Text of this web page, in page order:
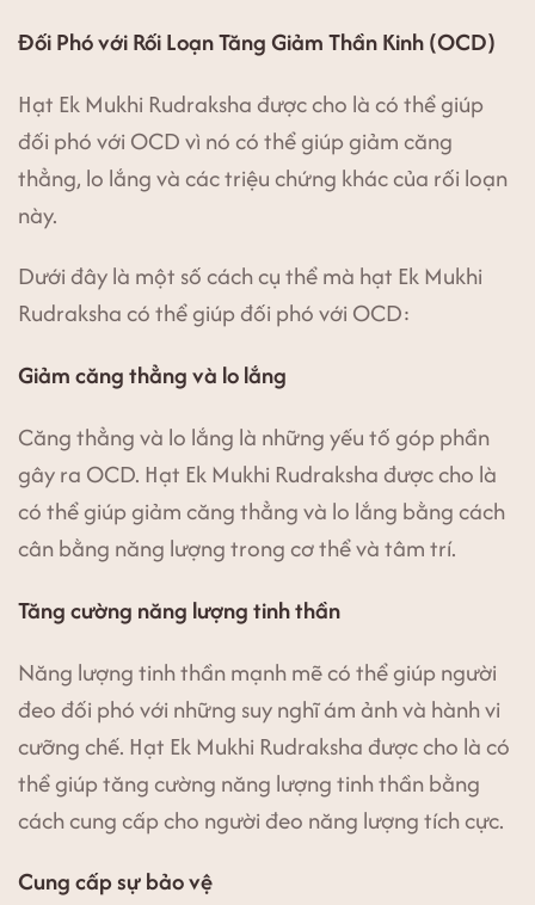
Đối Phó với Rối Loạn Tăng Giảm Thần Kinh (OCD)
Hạt Ek Mukhi Rudraksha được cho là có thể giúp
đối phó với OCD vì nó có thể giúp giảm căng
thẳng, lo lắng và các triệu chứng khác của rối loạn
này.
Dưới đây là một số cách cụ thể mà hạt Ek Mukhi
Rudraksha có thể giúp đối phó với OCD:
Giảm căng thẳng và lo lắng
Căng thẳng và lo lắng là những yếu tố góp phần
gây ra OCD. Hạt Ek Mukhi Rudraksha được cho là
có thể giúp giảm căng thẳng và lo lắng bằng cách
cân bằng năng lượng trong cơ thể và tâm trí.
Tăng cường năng lượng tinh thần
Năng lượng tinh thần mạnh mẽ có thể giúp người
đeo đối phó với những suy nghĩ ám ảnh và hành vi
cưỡng chế. Hạt Ek Mukhi Rudraksha được cho là có
thể giúp tăng cường năng lượng tinh thần bằng
cách cung cấp cho người đeo năng lượng tích cực.
Cung cấp sự bảo vệ